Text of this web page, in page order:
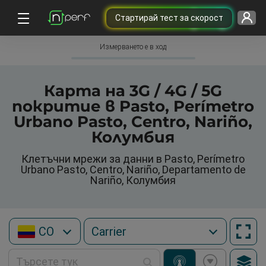
Cтартирай тест за скорост
Измерването е в ход
Карта на 3G / 4G / 5G
покритие в Pasto, Perímetro
Urbano Pasto, Centro, Nariño,
Колумбия
Клетъчни мрежи за данни в Pasto, Perímetro
Urbano Pasto, Centro, Nariño, Departamento de
Nariño, Колумбия
CO